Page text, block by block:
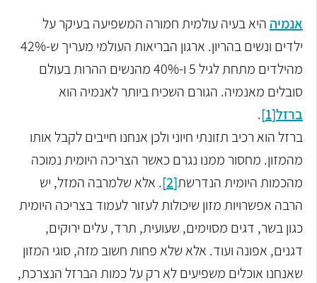
אנמיה היא בעיה עולמית חמורה המשפיעה בעיקר על
ילדים ונשים בהריון. ארגון הבריאות העולמי מעריך ש-42%
מהילדים מתחת לגיל 5 ו-40% מהנשים ההרות בעולם
סובלים מאנמיה. הגורם השכיח ביותר לאנמיה הוא
ברזל[1]
.
ברזל הוא רכיב תזונתי חיוני ולכן אנחנו חייבים לקבל אותו
מהמזון. מחסור ממנו נגרם כאשר הצריכה היומית נמוכה
מהכמות היומית הנדרשת[2]
. אלא שלמרבה המזל, יש
הרבה אפשרויות מזון שיכולות לעזור לעמוד בצריכה היומית
כגון בשר, דגים מסוימים, שעועית, תרד, עלים ירוקים,
דגנים, אפונה ועוד. אלא שלא פחות חשוב מזה, סוגי המזון
שאנחנו אוכלים משפיעים לא רק על כמות הברזל הנצרכת,